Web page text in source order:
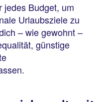
jedes Budget, um
Urlaubsziele zu
– wie gewohnt –
günstige